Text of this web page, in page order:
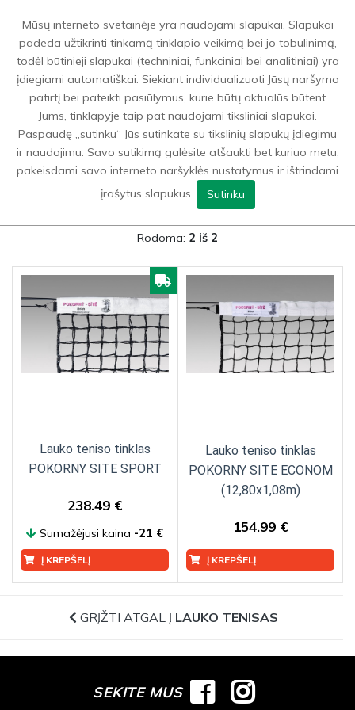
Lauko tenisas
GRĮŽTI ATGAL ĮLAUKO TENISAS
FILTRAI
Rodoma: 2 iš 2
Lauko teniso tinklas
POKORNY SITE SPORT
238.49 €
Sumažėjusi kaina -21 €
Į KREPŠELĮ
Lauko teniso tinklas
POKORNY SITE ECONOM
(12,80x1,08m)
154.99 €
Į KREPŠELĮ
GRĮŽTI ATGAL Į LAUKO TENISAS
SEKITE MUS
Mūsų interneto svetainėje yra naudojami slapukai. Slapukai
padeda užtikrinti tinkamą tinklapio veikimą bei jo tobulinimą,
todėl būtinieji slapukai (techniniai, funkciniai bei analitiniai) yra
įdiegiami automatiškai. Siekiant individualizuoti Jūsų naršymo
patirtį bei pateikti pasiūlymus, kurie būtų aktualūs būtent
Jums, tinklapyje taip pat naudojami tiksliniai slapukai.
Paspaudę „sutinku“ Jūs sutinkate su tikslinių slapukų įdiegimu
ir naudojimu. Savo sutikimą galėsite atšaukti bet kuriuo metu,
pakeisdami savo interneto naršyklės nustatymus ir ištrindami
įrašytus slapukus.
Sutinku